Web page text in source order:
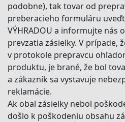
podobne), tak tovar od
preberacieho formuláru
VÝHRADOU a informujte nás
prevzatia zásielky. V prípade,
v protokole prepravcu
produktu, je brané, že bol
a zákazník sa vystavuje
reklamácie.
Ak obal zásielky nebol
došlo k poškodeniu obsahu